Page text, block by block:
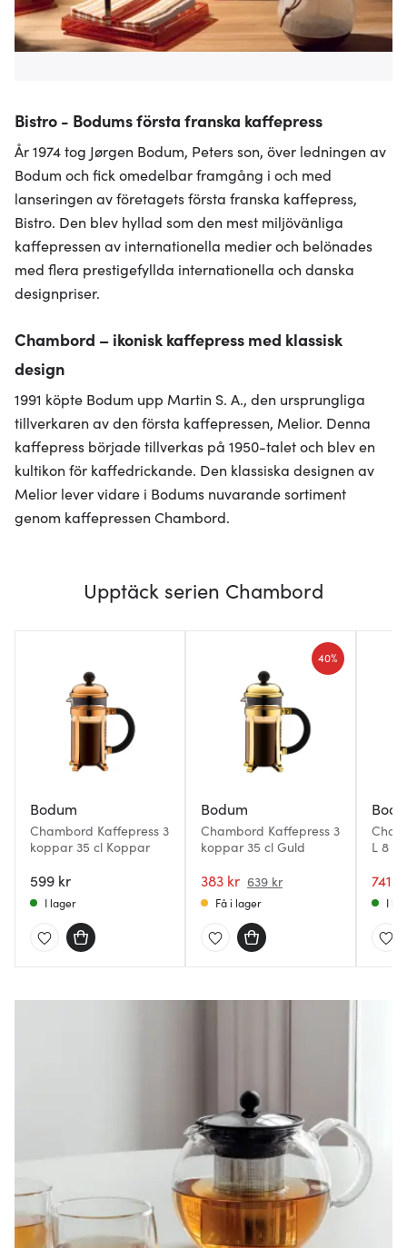
Bistro - Bodums första franska kaffepress
År 1974 tog Jørgen Bodum, Peters son, över ledningen av
Bodum och fick omedelbar framgång i och med
lanseringen av företagets första franska kaffepress,
Bistro. Den blev hyllad som den mest miljövänliga
kaffepressen av internationella medier och belönades
med flera prestigefyllda internationella och danska
designpriser.
Chambord – ikonisk kaffepress med klassisk
design
1991 köpte Bodum upp Martin S. A., den ursprungliga
tillverkaren av den första kaffepressen, Melior. Denna
kaffepress började tillverkas på 1950-talet och blev en
kultikon för kaffedrickande. Den klassiska designen av
Melior lever vidare i Bodums nuvarande sortiment
genom kaffepressen Chambord.
Upptäck serien Chambord
Bodum
Chambord Kaffepress 3
koppar 35 cl Koppar
599 kr
I lager
Bodum
Chambord Kaffepress 3
koppar 35 cl Guld
383 kr 639 kr
40%
Få i lager
L 8
741 kr
I